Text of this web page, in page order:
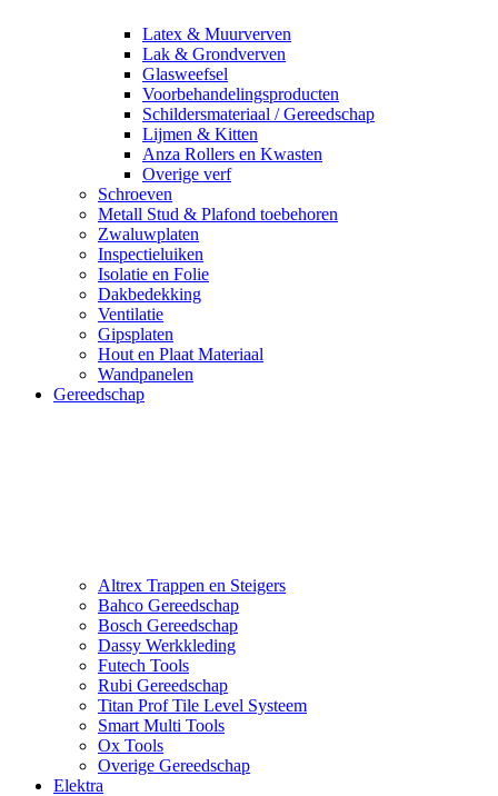
Latex & Muurverven
Lak & Grondverven
Glasweefsel
Voorbehandelingsproducten
Schildersmateriaal / Gereedschap
Lijmen & Kitten
Anza Rollers en Kwasten
Overige verf
Schroeven
Metall Stud & Plafond toebehoren
Zwaluwplaten
Inspectieluiken
Isolatie en Folie
Dakbedekking
Ventilatie
Gipsplaten
Hout en Plaat Materiaal
Wandpanelen
Gereedschap
Altrex Trappen en Steigers
Bahco Gereedschap
Bosch Gereedschap
Dassy Werkkleding
Futech Tools
Rubi Gereedschap
Titan Prof Tile Level Systeem
Smart Multi Tools
Ox Tools
Overige Gereedschap
Elektra